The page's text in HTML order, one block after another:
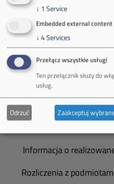
Spółka Południowy
Zakład
Zakład
Zakład
Informacja o
Rozliczenia z
↓ 1 Service
Embedded external content
↓ 4Services
Przełącz wszystkie usługi
Ten przełącznik służy do
usług.
Odrzuć Zaakceptuj